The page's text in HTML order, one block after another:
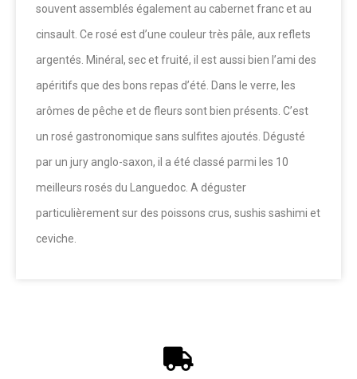
souvent assemblés également au cabernet franc et au
cinsault. Ce rosé est d’une couleur très pâle, aux reflets
argentés. Minéral, sec et fruité, il est aussi bien l’ami des
apéritifs que des bons repas d’été. Dans le verre, les
arômes de pêche et de fleurs sont bien présents. C’est
un rosé gastronomique sans sulfites ajoutés. Dégusté
par un jury anglo-saxon, il a été classé parmi les 10
meilleurs rosés du Languedoc. A déguster
particulièrement sur des poissons crus, sushis sashimi et
ceviche.